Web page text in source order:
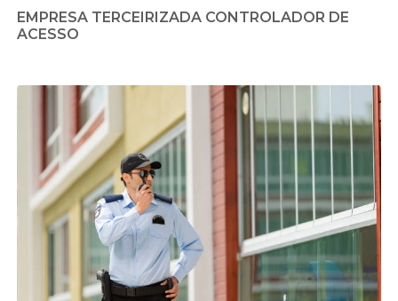
EMPRESA TERCEIRIZADA CONTROLADOR DE
ACESSO